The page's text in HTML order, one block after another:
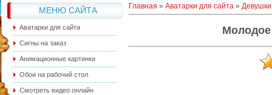
МЕНЮ САЙТА
Аватарки для сайта
Сигны на заказ
Анимационные картинки
Обои на рабочий стол
Смотреть видео онлайн
Главная » Аватарки для сайта »
Молодое